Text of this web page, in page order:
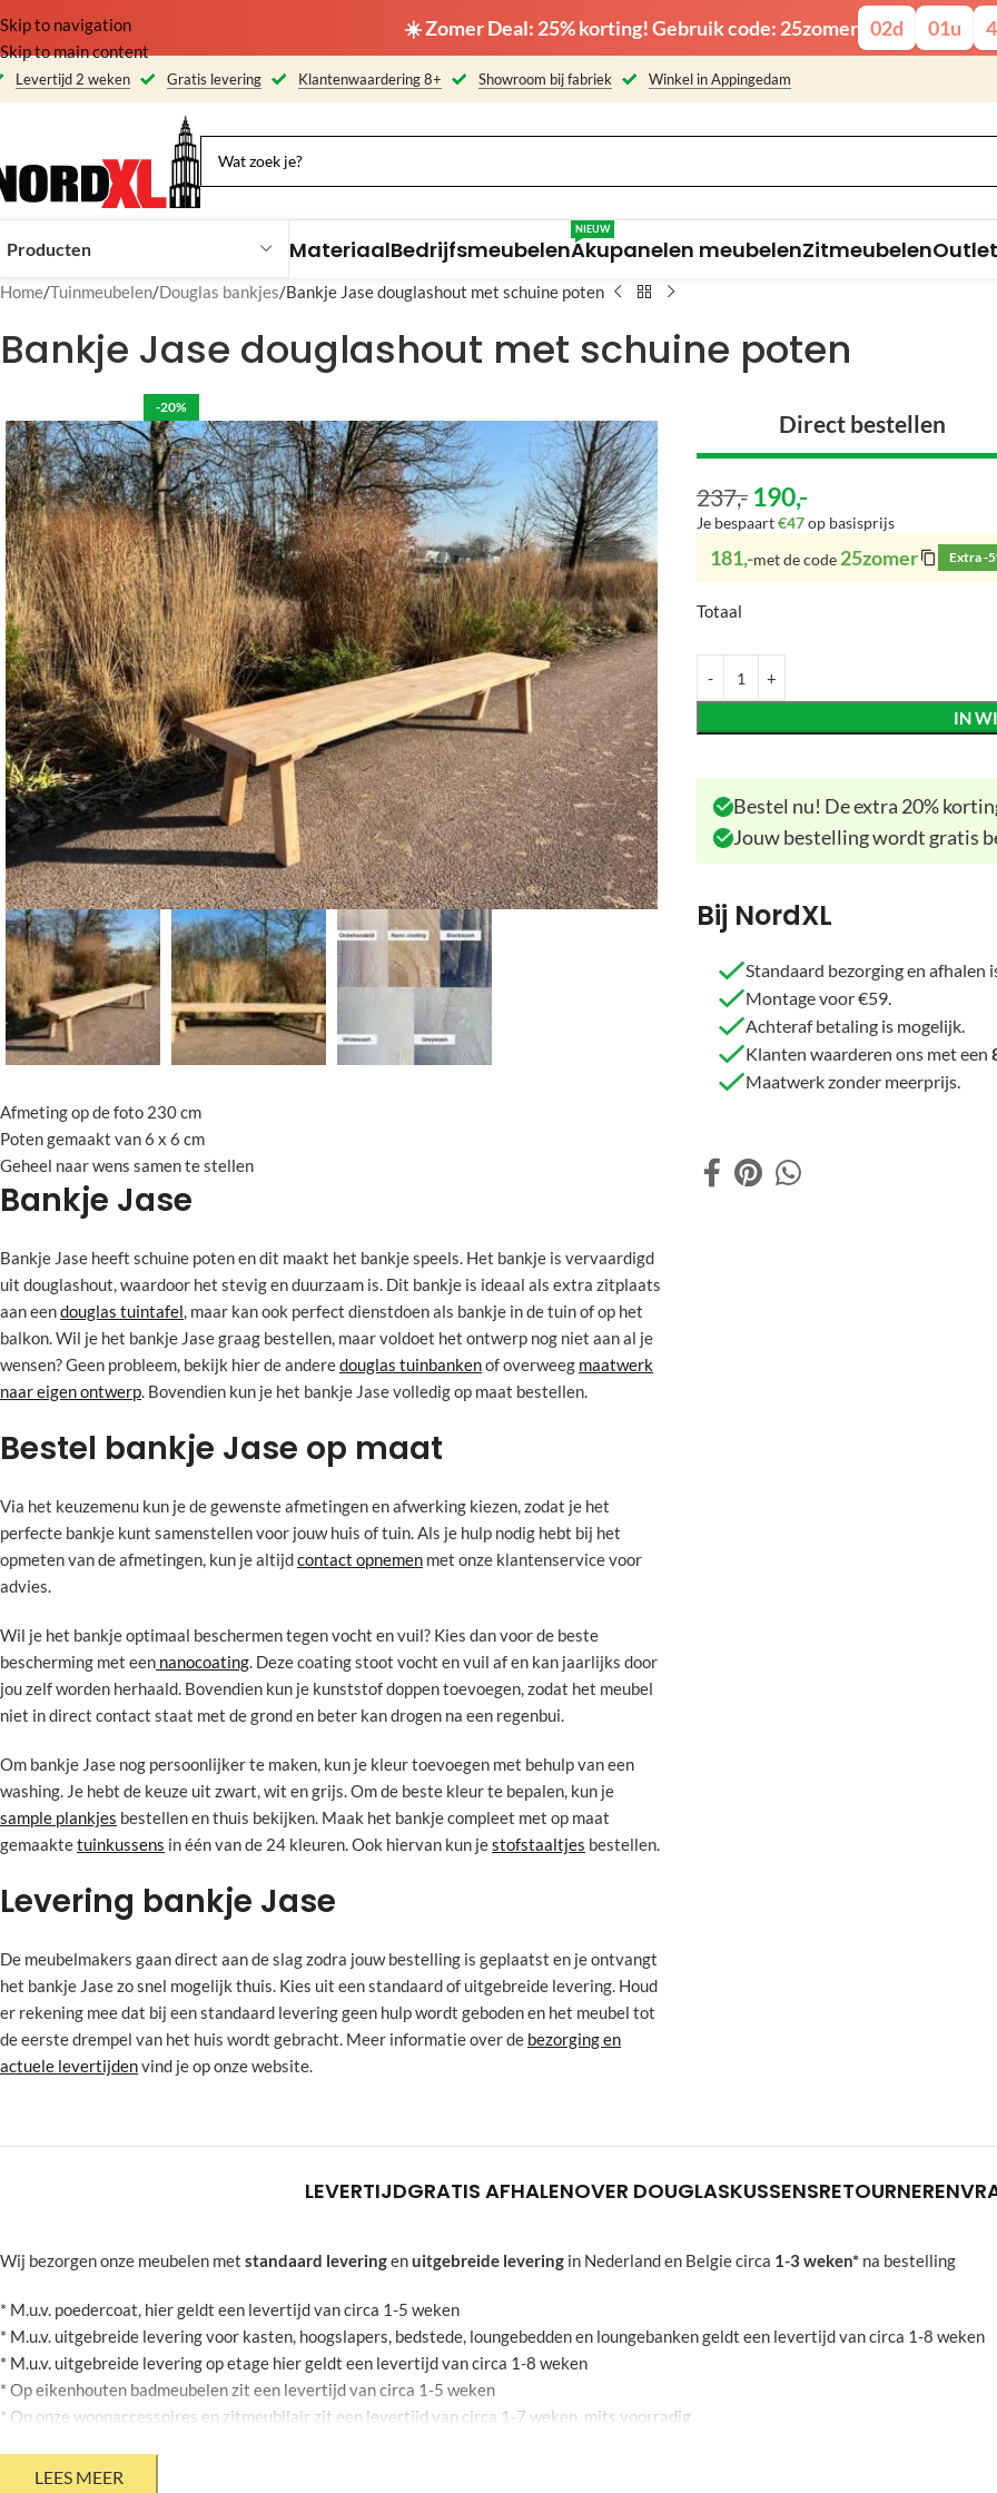
☀️ Zomer Deal: 25% korting! Gebruik code: 25zomer 02d 01u
Skip to navigation
Skip to main content
Levertijd 2 weken Gratis levering Klantenwaardering 8+ Showroom bij fabriek Winkel in Appingedam
Producten MateriaalBedrijfsmeubelenAkupanelen meubelen
NIEUW
ZitmeubelenOutlet
Home Tuinmeubelen Douglas bankjes Bankje Jase douglashout met schuine poten
Bankje Jase douglashout met schuine poten
-20%
Afmeting op de foto 230 cm
Poten gemaakt van 6 x 6 cm
Geheel naar wens samen te stellen
Bankje Jase
Bankje Jase heeft schuine poten en dit maakt het bankje speels. Het bankje is vervaardigd
uit douglashout, waardoor het stevig en duurzaam is. Dit bankje is ideaal als extra zitplaats
aan eendouglas tuintafel, maar kan ook perfect dienstdoen als bankje in de tuin of op het
balkon. Wil je het bankje Jase graag bestellen, maar voldoet het ontwerp nog niet aan al je
wensen? Geen probleem, bekijk hier de anderedouglas tuinbankenof overweeg maatwerk
naar eigen ontwerp. Bovendien kun je het bankje Jase volledig op maat bestellen.
Bestel bankje Jase op maat
Via het keuzemenu kun je de gewenste afmetingen en afwerking kiezen, zodat je het
perfecte bankje kunt samenstellen voor jouw huis of tuin. Als je hulp nodig hebt bij het
opmeten van de afmetingen, kun je altijdcontact opnemen met onze klantenservice voor
advies.
Wil je het bankje optimaal beschermen tegen vocht en vuil? Kies dan voor de beste
bescherming met een nanocoating. Deze coating stoot vocht en vuil af en kan jaarlijks door
jou zelf worden herhaald. Bovendien kun je kunststof doppen toevoegen, zodat het meubel
niet in direct contact staat met de grond en beter kan drogen na een regenbui.
Om bankje Jase nog persoonlijker te maken, kun je kleur toevoegen met behulp van een
washing. Je hebt de keuze uit zwart, wit en grijs. Om de beste kleur te bepalen, kun je
sample plankjes bestellen en thuis bekijken. Maak het bankje compleet met op maat
gemaaktetuinkussens in één van de 24 kleuren. Ook hiervan kun jestofstaaltjes bestellen.
Levering bankje Jase
De meubelmakers gaan direct aan de slag zodra jouw bestelling is geplaatst en je ontvangt
het bankje Jase zo snel mogelijk thuis. Kies uit een standaard of uitgebreide levering. Houd
er rekening mee dat bij een standaard levering geen hulp wordt geboden en het meubel tot
de eerste drempel van het huis wordt gebracht. Meer informatie over de bezorging en
actuele levertijdenvind je op onze website.
Direct bestellen
237,- 190,-
Je bespaart€47op basisprijs
181,-met de code 25zomer Extra -
Totaal
IN
Bestel nu! De extra 20%
Jouw bestelling wordt gratis
Bij NordXL
Standaard bezorging en afhalen
Montage voor €59.
Achteraf betaling is mogelijk.
Klanten waarderen ons met een
Maatwerk zonder meerprijs.
LEVERTIJDGRATIS AFHALENOVER DOUGLASKUSSENSRETOURNEREN
Wij bezorgen onze meubelen met standaard leveringenuitgebreide levering in Nederland en Belgie circa 1-3 weken* na bestelling
* M.u.v. poedercoat, hier geldt een levertijd van circa 1-5 weken
* M.u.v. uitgebreide levering voor kasten, hoogslapers, bedstede, loungebedden en loungebanken geldt een levertijd van circa 1-8 weken
* M.u.v. uitgebreide levering op etage hier geldt een levertijd van circa 1-8 weken
* Op eikenhouten badmeubelen zit een levertijd van circa 1-5 weken
* Op onze woonaccessoires en zitmeubilair zit een levertijd van circa 1-7 weken, mits voorradig
* Mits jouw agenda dit toelaat